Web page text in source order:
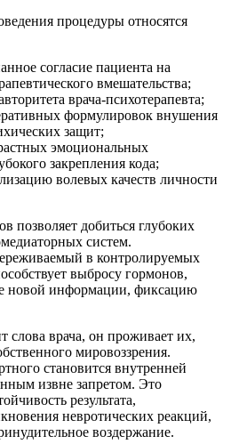
процедуры относятся
согласие пациента на
вмешательства;
врача-психотерапевта;
формулировок внушения
защит;
эмоциональных
закрепления кода;
волевых качеств личности
позволяет добиться глубоких
систем.
в контролируемых
выбросу гормонов,
новой информации, фиксацию
слова врача, он проживает их,
мировоззрения.
становится внутренней
извне запретом. Это
результата,
невротических реакций,
воздержание.